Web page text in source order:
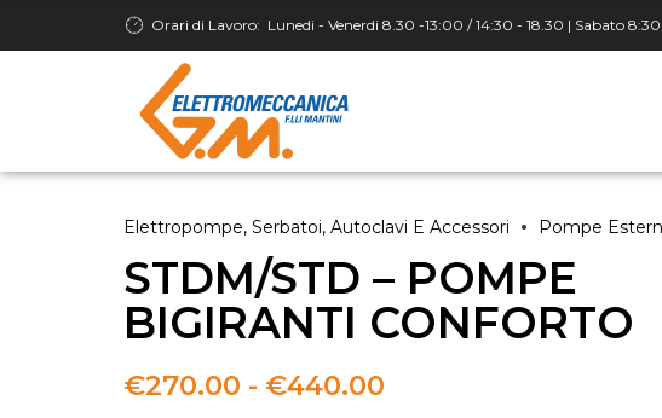
Orari di Lavoro: Lunedi - Venerdi 8.30 -13:00 / 14:30 - 18.30 | Sabato
Elettropompe, Serbatoi, Autoclavi E Accessori Pompe
STDM/STD – POMPE
BIGIRANTI CONFORTO
€270.00 - €440.00